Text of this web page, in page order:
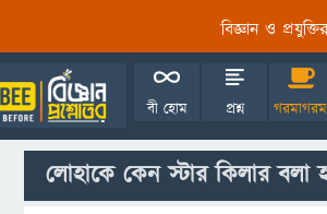
বিজ্ঞান ও
বী হোম প্রশ্ন
লোহাকে কেন স্টার কিলার বলা